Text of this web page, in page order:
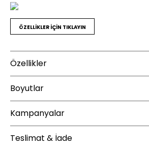
ÖZELLİKLER İÇİN TIKLAYIN
Özellikler
Mevsim Özelliği :
Ilık - 4 Mevsim
Yıkama Talimatı :
Boyutlar
Yükseklik (mm) :
Kampanyalar
ÜCRETSİZ KARGO
Teslimat & İade